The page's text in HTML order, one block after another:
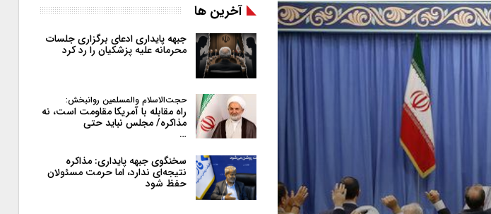
آخرین ها
جبهه پایداری ادعای برگزاری جلسات
محرمانه علیه پزشکیان را رد کرد
حجت‌الاسلام والمسلمین روانبخش:
راه مقابله با آمریکا مقاومت است، نه
مذاکره/ مجلس نباید حتی
…
سخنگوی جبهه پایداری: مذاکره
نتیجه‌ای ندارد، اما حرمت مسئولان
حفظ شود